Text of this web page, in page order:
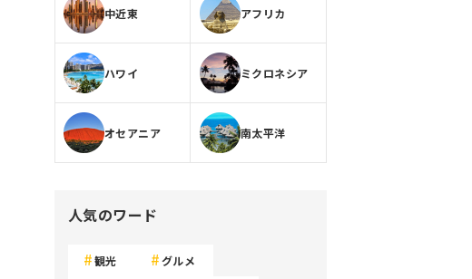
中近東 アフリカ
ハワイ ミクロネシア
オセアニア 南太平洋
人気のワード
観光 グルメ